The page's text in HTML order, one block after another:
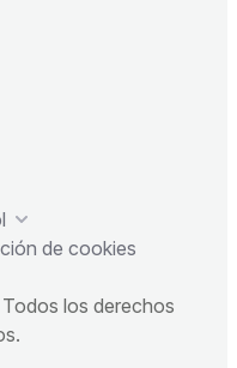
de cookies
los derechos